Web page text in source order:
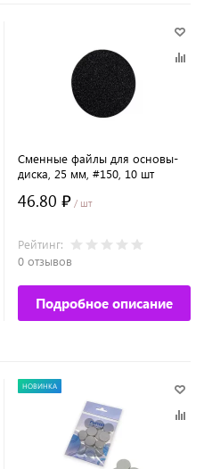
Сменные файлы для основы-
диска, 25 мм, #150, 10 шт
46.80 ₽ / шт
Рейтинг:
0 отзывов
Подробное описание
НОВИНКА